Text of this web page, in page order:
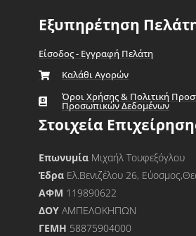
Εξυπηρέτηση
Είσοδος - Εγγραφή Πελάτη
Καλάθι Αγορών
Όροι Χρήσης & Πολιτική
Προσωπικών Δεδομένων
Στοιχεία
Επωνυμία Μιχαήλ Τουφεξόγλου
Έδρα Ελ.Βενιζέλου 26,
ΑΦΜ 119890622
ΔΟΥΑΜΠΕΛΟΚΗΠΩΝ
ΓΕΜΗ 58875904000